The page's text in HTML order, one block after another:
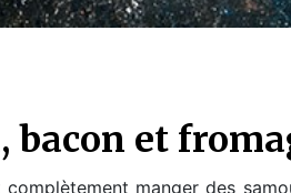
bacon et
manger des